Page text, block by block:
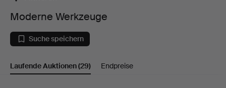
Werkzeuge
Moderne Werkzeuge
Suche speichern
Laufende Auktionen(29) Endpreise